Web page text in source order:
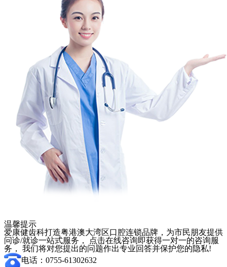
温馨提示
爱康健齿科打造粤港澳大湾区口腔连锁品牌，为市民朋友提供
问诊/就诊一站式服务， 点击在线咨询即获得一对一的咨询服
务， 我们将对您提出的问题作出专业回答并保护您的隐私!
电话：0755-61302632